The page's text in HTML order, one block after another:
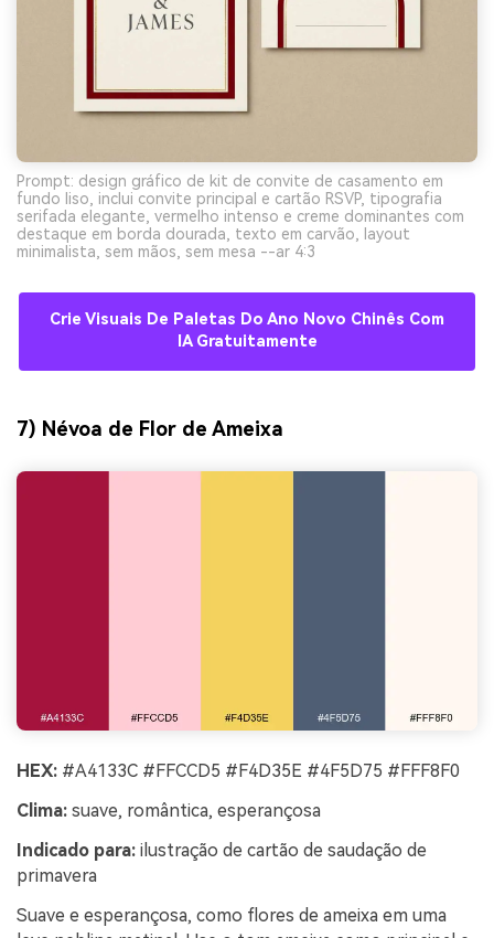
Prompt: design gráfico de kit de convite de casamento em
fundo liso, inclui convite principal e cartão RSVP, tipografia
serifada elegante, vermelho intenso e creme dominantes com
destaque em borda dourada, texto em carvão, layout
minimalista, sem mãos, sem mesa --ar 4:3
Crie Visuais De Paletas Do Ano Novo Chinês Com
IA Gratuitamente
7) Névoa de Flor de Ameixa
HEX: #A4133C #FFCCD5 #F4D35E #4F5D75 #FFF8F0
Clima: suave, romântica, esperançosa
Indicado para: ilustração de cartão de saudação de
primavera
Suave e esperançosa, como flores de ameixa em uma